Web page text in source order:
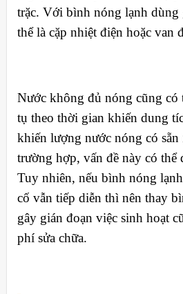
trặc. Với bình nóng lạnh dùng
thể là cặp nhiệt điện hoặc van
Nước không đủ nóng cũng có
tụ theo thời gian khiến dung
khiến lượng nước nóng có
trường hợp, vấn đề này có thể
Tuy nhiên, nếu bình nóng
cố vẫn tiếp diễn thì nên thay
gây gián đoạn việc sinh hoạt
phí sửa chữa.